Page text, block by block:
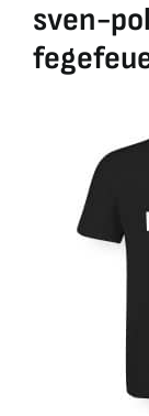
Geschenk-
sven-